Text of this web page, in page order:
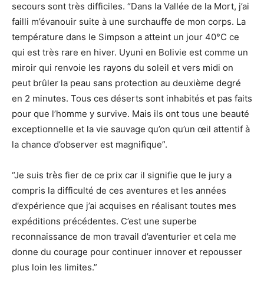
secours sont très difficiles. “Dans la Vallée de la Mort, j’ai
failli m’évanouir suite à une surchauffe de mon corps. La
température dans le Simpson a atteint un jour 40°C ce
qui est très rare en hiver. Uyuni en Bolivie est comme un
miroir qui renvoie les rayons du soleil et vers midi on
peut brûler la peau sans protection au deuxième degré
en 2 minutes. Tous ces déserts sont inhabités et pas faits
pour que l’homme y survive. Mais ils ont tous une beauté
exceptionnelle et la vie sauvage qu’on qu’un œil attentif à
la chance d’observer est magnifique”.
“Je suis très fier de ce prix car il signifie que le jury a
compris la difficulté de ces aventures et les années
d’expérience que j’ai acquises en réalisant toutes mes
expéditions précédentes. C’est une superbe
reconnaissance de mon travail d’aventurier et cela me
donne du courage pour continuer innover et repousser
plus loin les limites.”